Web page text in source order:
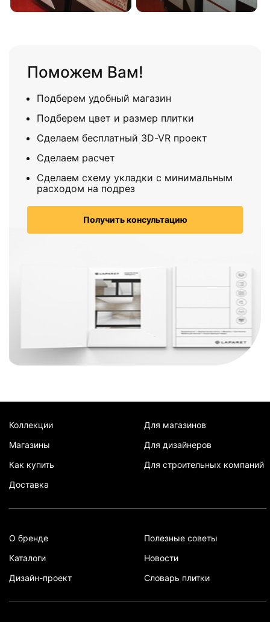
Поможем Вам!
Подберем удобный магазин
Подберем цвет и размер плитки
Сделаем бесплатный 3D-VR проект
Сделаем расчет
Сделаем схему укладки с минимальным
расходом на подрез
Получить консультацию
Коллекции
Магазины
Как купить
Доставка
Для магазинов
Для дизайнеров
Для строительных компаний
О бренде
Каталоги
Дизайн-проект
Полезные советы
Новости
Словарь плитки